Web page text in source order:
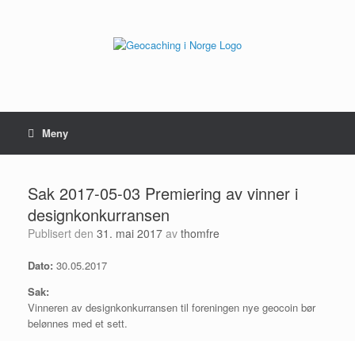
Meny
Sak 2017-05-03 Premiering av vinner i
designkonkurransen
Publisert den 31. mai 2017 av thomfre
Dato: 30.05.2017
Sak:
Vinneren av designkonkurransen til foreningen nye geocoin bør
belønnes med et sett.